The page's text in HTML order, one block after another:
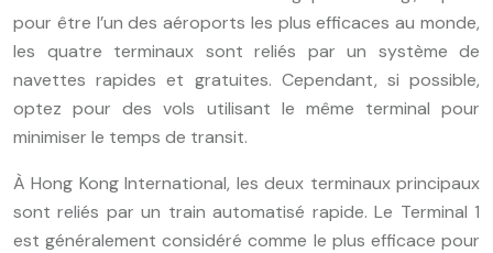
pour être l’un des aéroports les plus efficaces au monde,
les quatre terminaux sont reliés par un système de
navettes rapides et gratuites. Cependant, si possible,
optez pour des vols utilisant le même terminal pour
minimiser le temps de transit.
À Hong Kong International, les deux terminaux principaux
sont reliés par un train automatisé rapide. Le Terminal 1
est généralement considéré comme le plus efficace pour